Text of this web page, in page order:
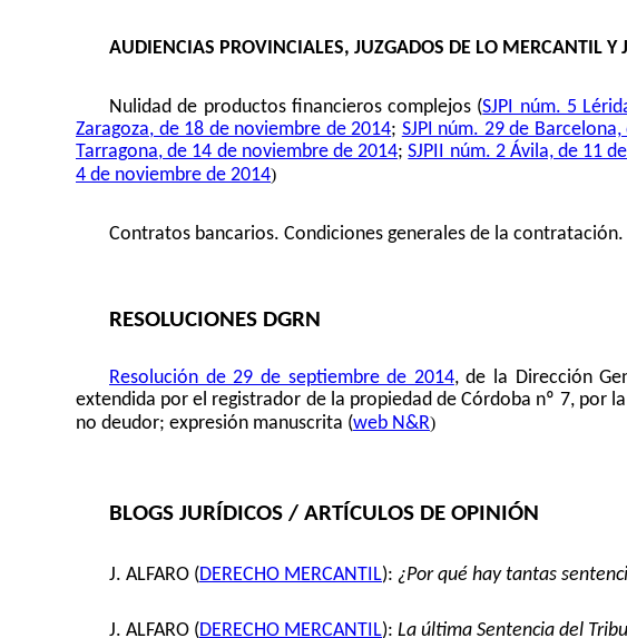
AUDIENCIAS PROVINCIALES, JUZGADOS DE LO MERCANTIL
Nulidad de productos financieros complejos (SJPI núm. 5
Zaragoza, de 18 de noviembre de 2014; SJPI núm. 29 de
Tarragona, de 14 de noviembre de 2014;SJPII núm. 2 Ávila, de 11
4 de noviembre de 2014)
Contratos bancarios. Condiciones generales de la contratación.
RESOLUCIONES DGRN
Resolución de 29 de septiembre de 2014, de la Dirección
extendida por el registrador de la propiedad de Córdoba nº 7, por
no deudor; expresión manuscrita (web N&R)
BLOGS JURÍDICOS / ARTÍCULOS DE OPINIÓN
J. ALFARO (DERECHO MERCANTIL): ¿Por qué hay tantas
J. ALFARO (DERECHO MERCANTIL): La última Sentencia del